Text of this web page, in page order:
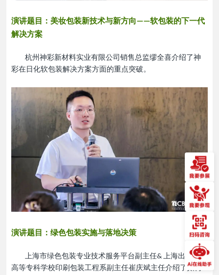
演讲题目： 美妆包装新技术与新方向——软包装的下一代
解决方案
杭州神彩新材料实业有限公司销售总监缪全喜介绍了神
彩在日化软包装解决方案方面的重点突破。
演讲题目：绿色包装实施与落地决策
上海市绿色包装专业技术服务平台副主任& 上海出版印刷
高等专科学校印刷包装工程系副主任崔庆斌主任介绍了如何